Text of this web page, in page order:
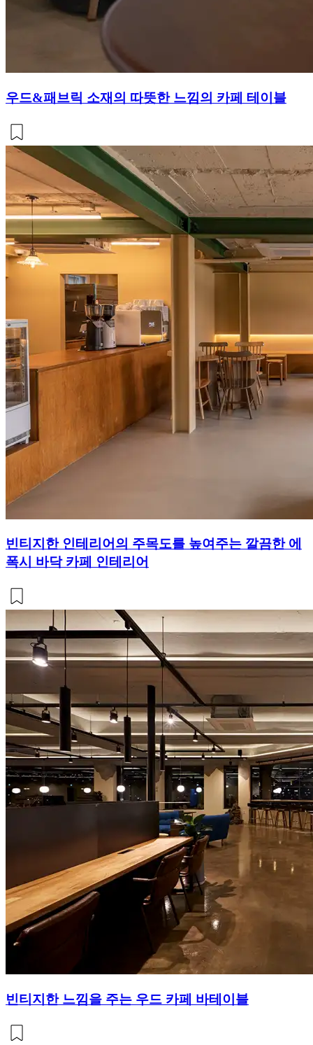
우드&패브릭 소재의 따뜻한 느낌의 카페 테이블
빈티지한 인테리어의 주목도를 높여주는 깔끔한 에
폭시 바닥 카페 인테리어
빈티지한 느낌을 주는 우드 카페 바테이블